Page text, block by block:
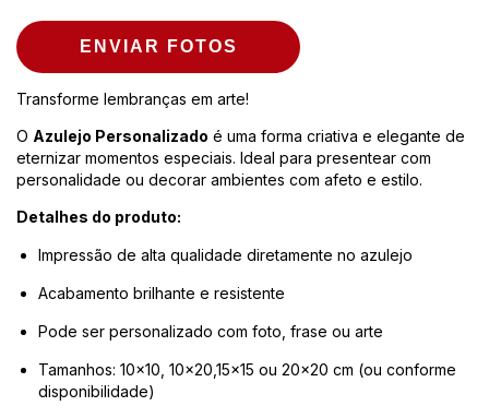
ENVIAR FOTOS
Transforme lembranças em arte!
O Azulejo Personalizado é uma forma criativa e elegante de
eternizar momentos especiais. Ideal para presentear com
personalidade ou decorar ambientes com afeto e estilo.
Detalhes do produto:
Impressão de alta qualidade diretamente no azulejo
Acabamento brilhante e resistente
Pode ser personalizado com foto, frase ou arte
Tamanhos: 10x10, 10x20,15x15 ou 20x20 cm (ou conforme
disponibilidade)